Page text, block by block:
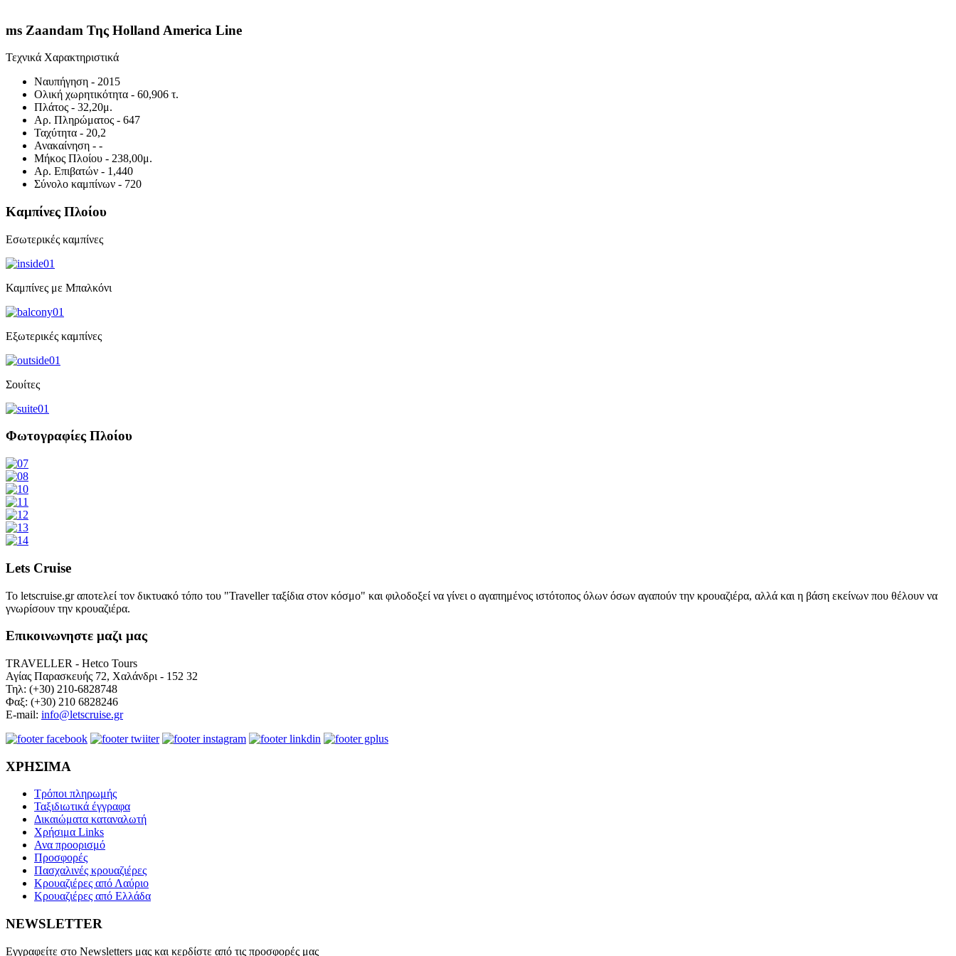
ms Zaandam Της Holland America Line
Τεχνικά Χαρακτηριστικά
Ναυπήγηση - 2015
Ολική χωρητικότητα - 60,906 τ.
Πλάτος - 32,20μ.
Αρ. Πληρώματος - 647
Ταχύτητα - 20,2
Ανακαίνηση - -
Μήκος Πλοίου - 238,00μ.
Αρ. Επιβατών - 1,440
Σύνολο καμπίνων - 720
Καμπίνες Πλοίου
Εσωτερικές καμπίνες
Καμπίνες με Μπαλκόνι
Εξωτερικές καμπίνες
Σουίτες
Φωτογραφίες Πλοίου
Lets Cruise
Το letscruise.gr αποτελεί τον δικτυακό τόπο του "Traveller ταξίδια στον κόσμο" και φιλοδοξεί να γίνει ο αγαπημένος ιστότοπος όλων όσων αγαπούν την κρουαζιέρα, αλλά και η βάση εκείνων που θέλουν να
γνωρίσουν την κρουαζιέρα.
Επικοινωνηστε μαζι μας
TRAVELLER - Hetco Tours
Αγίας Παρασκευής 72, Χαλάνδρι - 152 32
Τηλ: (+30) 210-6828748
Φαξ: (+30) 210 6828246
E-mail: info@letscruise.gr
ΧΡΗΣΙΜΑ
Τρόποι πληρωμής
Ταξιδιωτικά έγγραφα
Δικαιώματα καταναλωτή
Χρήσιμα Links
Ανα προορισμό
Προσφορές
Πασχαλινές κρουαζιέρες
Κρουαζιέρες από Λαύριο
Κρουαζιέρες από Ελλάδα
NEWSLETTER
Εγγραφείτε στο Newsletters μας και κερδίστε από τις προσφορές μας